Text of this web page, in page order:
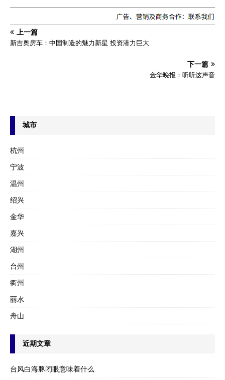
上一篇
新吉奥房车：中国制造的魅力新星 投资潜力巨大
下一篇
金华晚报：听听这声音
城市
杭州
宁波
温州
绍兴
金华
嘉兴
湖州
台州
衢州
丽水
舟山
近期文章
台风白海豚闭眼意味着什么